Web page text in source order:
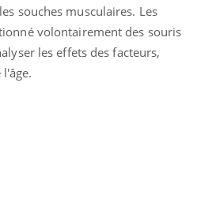
souches musculaires. Les
volontairement des souris
les effets des facteurs,